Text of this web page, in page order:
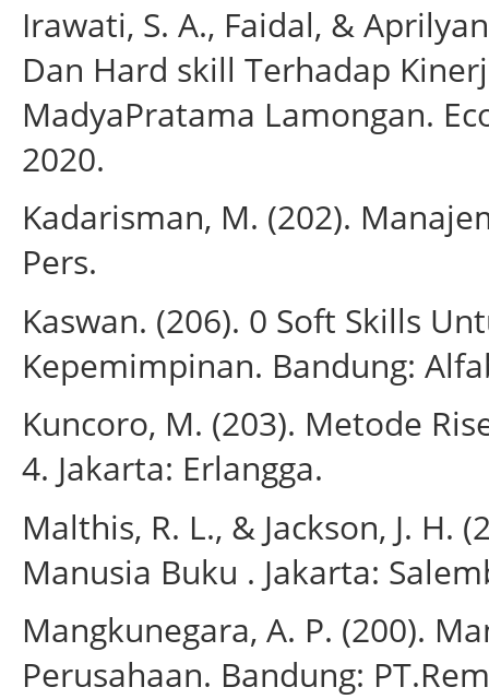
Irawati, S. A., Faidal, &
Dan Hard skill Terhadap
MadyaPratama Lamongan.
2020.
Kadarisman, M. (202).
Pers.
Kaswan. (206). 0 Soft Skills
Kepemimpinan. Bandung:
Kuncoro, M. (203). Metode
4. Jakarta: Erlangga.
Malthis, R. L., & Jackson, J. H.
Manusia Buku . Jakarta:
Mangkunegara, A. P. (200).
Perusahaan. Bandung: